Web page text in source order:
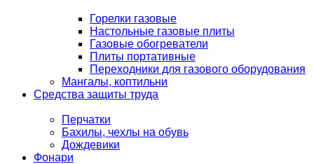
Горелки газовые
Настольные газовые плиты
Газовые обогреватели
Плиты портативные
Переходники для газового оборудования
Мангалы, коптильни
Средства защиты труда
Перчатки
Бахилы, чехлы на обувь
Дождевики
Фонари